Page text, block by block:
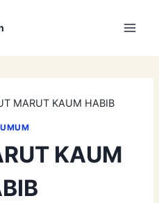
MARUT KAUM HABIB
UMUM
KAUM